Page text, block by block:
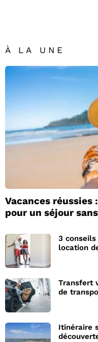
À LA UNE
Vacances réussies
pour un séjour
3
location
Transfert
de
Itinéraire